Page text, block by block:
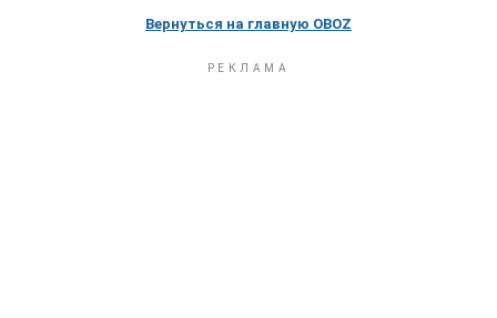
Вернуться на главную OBOZ